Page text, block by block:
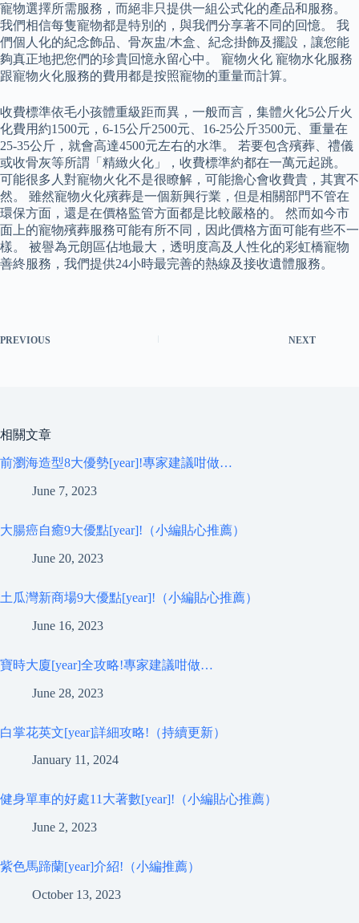
寵物選擇所需服務，而絕非只提供一組公式化的產品和服務。
我們相信每隻寵物都是特別的，與我們分享著不同的回憶。 我
們個人化的紀念飾品、骨灰盅/木盒、紀念掛飾及擺設，讓您能
夠真正地把您們的珍貴回憶永留心中。 寵物火化 寵物水化服務
跟寵物火化服務的費用都是按照寵物的重量而計算。
收費標準依毛小孩體重級距而異，一般而言，集體火化5公斤火
化費用約1500元，6-15公斤2500元、16-25公斤3500元、重量在
25-35公斤，就會高達4500元左右的水準。 若要包含殯葬、禮儀
或收骨灰等所謂「精緻火化」，收費標準約都在一萬元起跳。
可能很多人對寵物火化不是很瞭解，可能擔心會收費貴，其實不
然。 雖然寵物火化殯葬是一個新興行業，但是相關部門不管在
環保方面，還是在價格監管方面都是比較嚴格的。 然而如今市
面上的寵物殯葬服務可能有所不同，因此價格方面可能有些不一
樣。 被譽為元朗區佔地最大，透明度高及人性化的彩虹橋寵物
善終服務，我們提供24小時最完善的熱線及接收遺體服務。
PREVIOUS NEXT
相關文章
前瀏海造型8大優勢[year]!專家建議咁做…
June 7, 2023
大腸癌自癒9大優點[year]!（小編貼心推薦）
June 20, 2023
土瓜灣新商場9大優點[year]!（小編貼心推薦）
June 16, 2023
寶時大廈[year]全攻略!專家建議咁做…
June 28, 2023
白掌花英文[year]詳細攻略!（持續更新）
January 11, 2024
健身單車的好處11大著數[year]!（小編貼心推薦）
June 2, 2023
紫色馬蹄蘭[year]介紹!（小編推薦）
October 13, 2023